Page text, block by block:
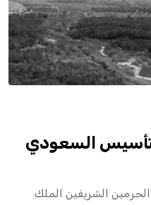
السعودي
الشريفين الملك